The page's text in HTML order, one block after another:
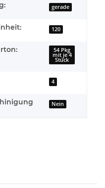
gerade
120
54 Pkg
mit je 4
Stück
4
Nein